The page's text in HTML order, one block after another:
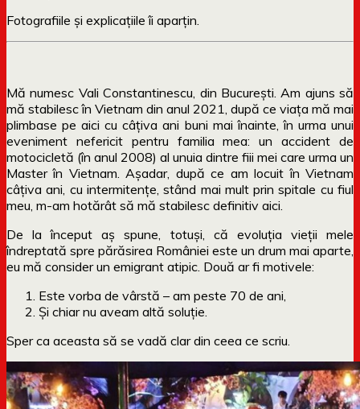
Fotografiile și explicațiile îi aparțin.
Mă numesc Vali Constantinescu, din București. Am ajuns să
mă stabilesc în Vietnam din anul 2021, după ce viața mă mai
plimbase pe aici cu câțiva ani buni mai înainte, în urma unui
eveniment nefericit pentru familia mea: un accident de
motocicletă (în anul 2008) al unuia dintre fiii mei care urma un
Master în Vietnam. Așadar, după ce am locuit în Vietnam
câțiva ani, cu intermitențe, stând mai mult prin spitale cu fiul
meu, m-am hotărât să mă stabilesc definitiv aici.
De la început aș spune, totuși, că evoluția vieții mele
îndreptată spre părăsirea României este un drum mai aparte,
eu mă consider un emigrant atipic. Două ar fi motivele:
Este vorba de vârstă – am peste 70 de ani,
Și chiar nu aveam altă soluție.
Sper ca aceasta să se vadă clar din ceea ce scriu.